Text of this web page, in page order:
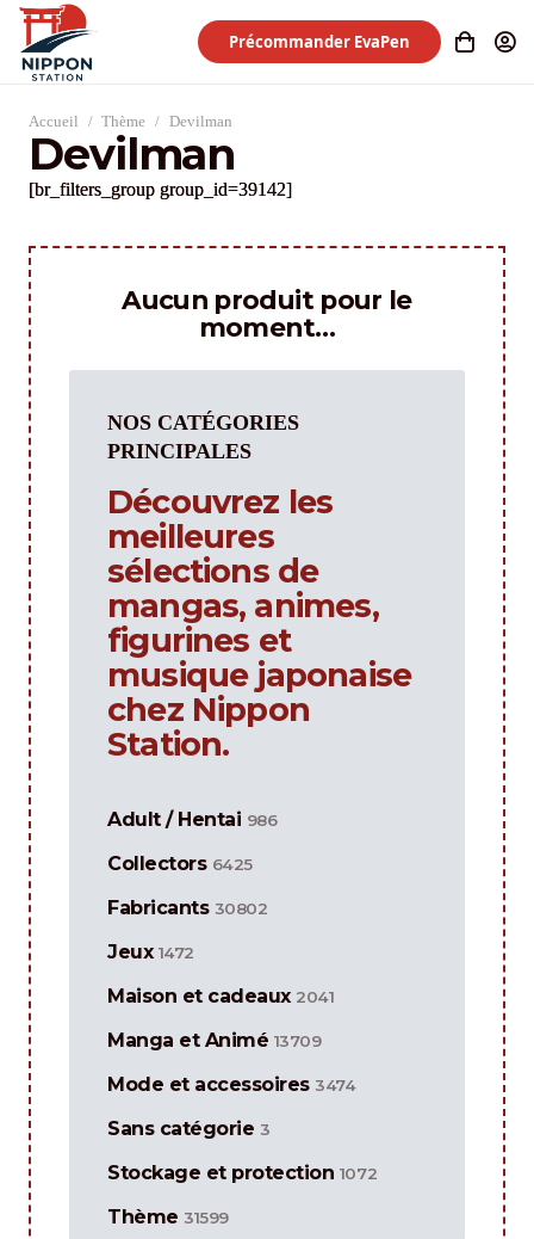
Précommander EvaPen
Accueil / Thème / Devilman
Devilman
[br_filters_group group_id=39142]
Aucun produit pour le
moment…
NOS CATÉGORIES
PRINCIPALES
Découvrez les
meilleures
sélections de
mangas, animes,
figurines et
musique japonaise
chez Nippon
Station.
Adult / Hentai 986
Collectors 6425
Fabricants 30802
Jeux 1472
Maison et cadeaux 2041
Manga et Animé 13709
Mode et accessoires 3474
Sans catégorie 3
Stockage et protection 1072
Thème 31599